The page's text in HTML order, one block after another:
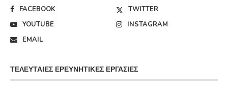
FACEBOOK
TWITTER
YOUTUBE
INSTAGRAM
EMAIL
ΤΕΛΕΥΤΑΊΕΣ ΕΡΕΥΝΗΤΙΚΈΣ ΕΡΓΑΣΊΕΣ